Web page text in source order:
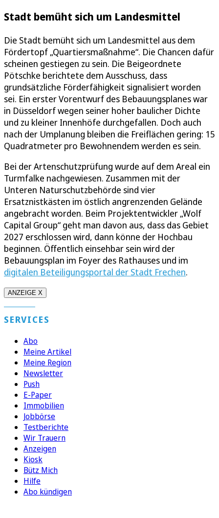
Stadt bemüht sich um Landesmittel
Die Stadt bemüht sich um Landesmittel aus dem
Fördertopf „Quartiersmaßnahme“. Die Chancen dafür
scheinen gestiegen zu sein. Die Beigeordnete
Pötschke berichtete dem Ausschuss, dass
grundsätzliche Förderfähigkeit signalisiert worden
sei. Ein erster Vorentwurf des Bebauungsplanes war
in Düsseldorf wegen seiner hoher baulicher Dichte
und zu kleiner Innenhöfe durchgefallen. Doch auch
nach der Umplanung bleiben die Freiflächen gering: 15
Quadratmeter pro Bewohnendem werden es sein.
Bei der Artenschutzprüfung wurde auf dem Areal ein
Turmfalke nachgewiesen. Zusammen mit der
Unteren Naturschutzbehörde sind vier
Ersatznistkästen im östlich angrenzenden Gelände
angebracht worden. Beim Projektentwickler „Wolf
Capital Group“ geht man davon aus, dass das Gebiet
2027 erschlossen wird, dann könne der Hochbau
beginnen. Öffentlich einsehbar sein wird der
Bebauungsplan im Foyer des Rathauses und im
digitalen Beteiligungsportal der Stadt Frechen.
ANZEIGE X
SERVICES
Abo
Meine Artikel
Meine Region
Newsletter
Push
E-Paper
Immobilien
Jobbörse
Testberichte
Wir Trauern
Anzeigen
Kiosk
Bütz Mich
Hilfe
Abo kündigen